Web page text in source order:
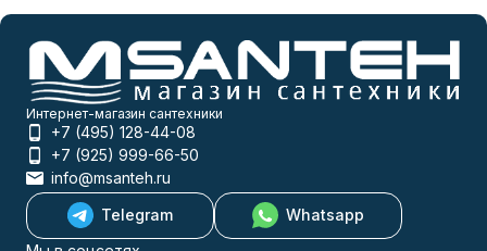
Интернет-магазин сантехники
+7 (495) 128-44-08
+7 (925) 999-66-50
info@msanteh.ru
Telegram
Whatsapp